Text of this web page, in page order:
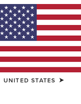
UNITED STATES